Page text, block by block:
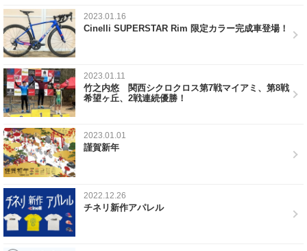
2023.01.16
Cinelli SUPERSTAR Rim 限定カラー完成車登場！
2023.01.11
竹之内悠 関西シクロクロス第7戦マイアミ、第8戦
希望ヶ丘、2戦連続優勝！
2023.01.01
謹賀新年
2022.12.26
チネリ新作アパレル